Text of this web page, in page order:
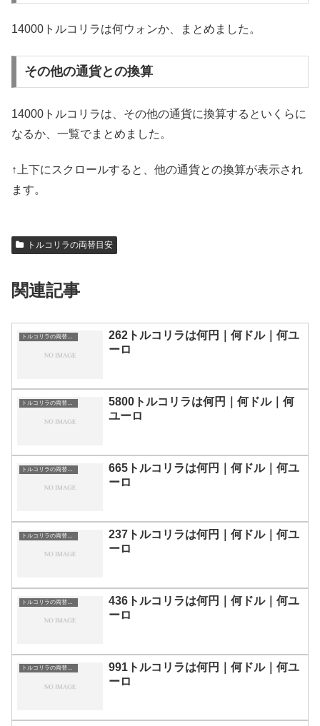
14000トルコリラは何ウォンか、まとめました。
その他の通貨との換算
14000トルコリラは、その他の通貨に換算するといくらに
なるか、一覧でまとめました。
↑上下にスクロールすると、他の通貨との換算が表示され
ます。
トルコリラの両替目安
関連記事
トルコリラの両替目安
262トルコリラは何円｜何ドル｜何ユ
ーロ
トルコリラの両替目安
5800トルコリラは何円｜何ドル｜何
ユーロ
トルコリラの両替目安
665トルコリラは何円｜何ドル｜何ユ
ーロ
トルコリラの両替目安
237トルコリラは何円｜何ドル｜何ユ
ーロ
トルコリラの両替目安
436トルコリラは何円｜何ドル｜何ユ
ーロ
トルコリラの両替目安
991トルコリラは何円｜何ドル｜何ユ
ーロ